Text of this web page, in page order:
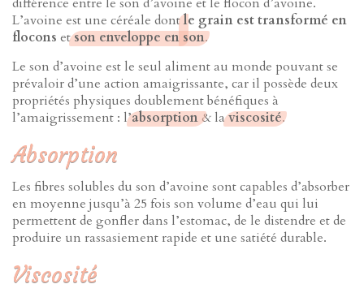
différence entre le son d’avoine et le flocon d’avoine.
L’avoine est une céréale dontle grain est transformé en
flocons etson enveloppe en son.
Le son d’avoine est le seul aliment au monde pouvant se
prévaloir d’une action amaigrissante, car il possède deux
propriétés physiques doublement bénéfiques à
l’amaigrissement : l’absorption & laviscosité.
Absorption
Les fibres solubles du son d’avoine sont capables d’absorber
en moyenne jusqu’à 25 fois son volume d’eau qui lui
permettent de gonfler dans l’estomac, de le distendre et de
produire un rassasiement rapide et une satiété durable.
Viscosité